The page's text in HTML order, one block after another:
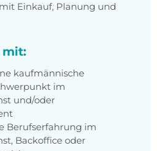
Einkauf, Planung und
mit:
kaufmännische
im
und/oder
Berufserfahrung im
Backoffice oder